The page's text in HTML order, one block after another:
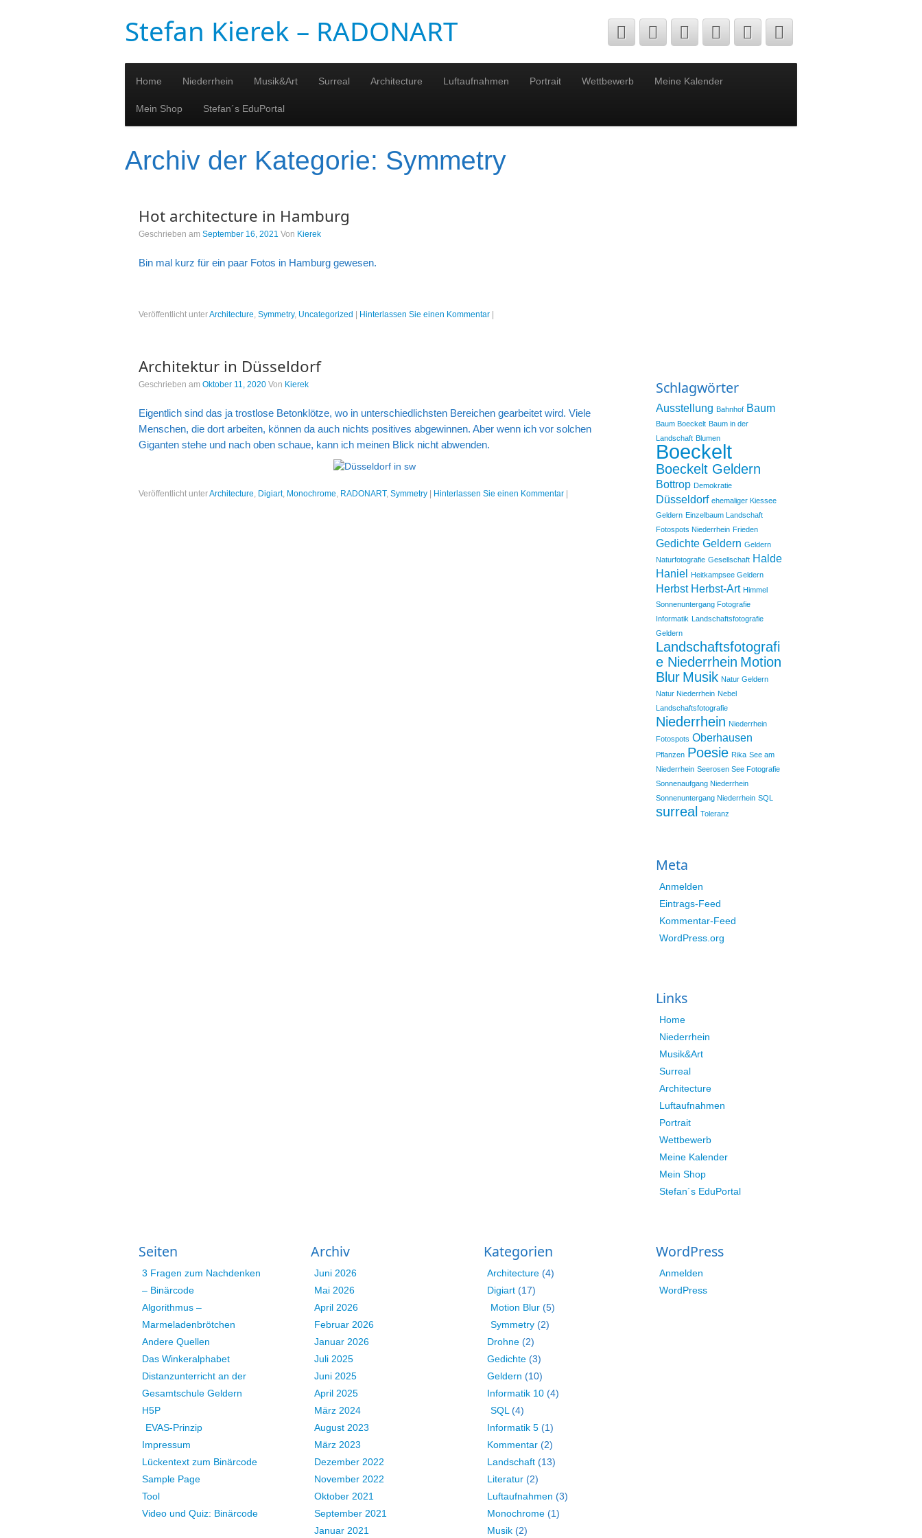
Stefan Kierek – RADONART
Home Niederrhein Musik&Art Surreal Architecture Luftaufnahmen Portrait Wettbewerb Meine Kalender
Mein Shop Stefan´s EduPortal
Archiv der Kategorie: Symmetry
Hot architecture in Hamburg
Geschrieben am September 16, 2021 Von Kierek
Bin mal kurz für ein paar Fotos in Hamburg gewesen.
Veröffentlicht unterArchitecture, Symmetry, Uncategorized Hinterlassen Sie einen Kommentar
Architektur in Düsseldorf
Geschrieben am Oktober 11, 2020 Von Kierek
Eigentlich sind das ja trostlose Betonklötze, wo in unterschiedlichsten Bereichen gearbeitet wird. Viele
Menschen, die dort arbeiten, können da auch nichts positives abgewinnen. Aber wenn ich vor solchen
Giganten stehe und nach oben schaue, kann ich meinen Blick nicht abwenden.
Veröffentlicht unterArchitecture, Digiart, Monochrome, RADONART, Symmetry Hinterlassen Sie einen Kommentar
Schlagwörter
Ausstellung Bahnhof Baum
Baum Boeckelt Baum in der
Landschaft Blumen
Boeckelt
Boeckelt Geldern
Bottrop Demokratie
Düsseldorf ehemaliger Kiessee
Geldern Einzelbaum Landschaft
Fotospots Niederrhein Frieden
Gedichte Geldern Geldern
Naturfotografie Gesellschaft Halde
Haniel
Heitkampsee Geldern
Herbst Herbst-Art Himmel
Sonnenuntergang Fotografie
Informatik Landschaftsfotografie
Geldern
Landschaftsfotografi
e Niederrhein Motion
Blur Musik Natur Geldern
Natur Niederrhein Nebel
Landschaftsfotografie
Niederrhein Niederrhein
Fotospots Oberhausen
Pflanzen Poesie Rika See am
Niederrhein Seerosen See Fotografie
Sonnenaufgang Niederrhein
Sonnenuntergang Niederrhein SQL
surreal Toleranz
Meta
Anmelden
Eintrags-Feed
Kommentar-Feed
WordPress.org
Links
Home
Niederrhein
Musik&Art
Surreal
Architecture
Luftaufnahmen
Portrait
Wettbewerb
Meine Kalender
Mein Shop
Stefan´s EduPortal
Seiten
3 Fragen zum Nachdenken
– Binärcode
Algorithmus –
Marmeladenbrötchen
Andere Quellen
Das Winkeralphabet
Distanzunterricht an der
Gesamtschule Geldern
H5P
EVAS-Prinzip
Impressum
Lückentext zum Binärcode
Sample Page
Tool
Video und Quiz: Binärcode
Archiv
Juni 2026
Mai 2026
April 2026
Februar 2026
Januar 2026
Juli 2025
Juni 2025
April 2025
März 2024
August 2023
März 2023
Dezember 2022
November 2022
Oktober 2021
September 2021
Januar 2021
Kategorien
Architecture(4)
Digiart(17)
Motion Blur(5)
Symmetry(2)
Drohne(2)
Gedichte(3)
Geldern (10)
Informatik 10(4)
SQL(4)
Informatik 5(1)
Kommentar(2)
Landschaft(13)
Literatur(2)
Luftaufnahmen (3)
Monochrome(1)
Musik(2)
WordPress
Anmelden
WordPress